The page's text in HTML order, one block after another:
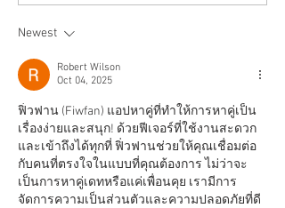
Newest
Robert Wilson
Oct 04, 2025
ฟิ่วฟาน (Fiwfan) แอปหาคู่ที่ทำให้การหาคู่เป็น
เรื่องง่ายและสนุก! ด้วยฟีเจอร์ที่ใช้งานสะดวก
และเข้าถึงได้ทุกที่ ฟิ่วฟานช่วยให้คุณเชื่อมต่อ
กับคนที่ตรงใจในแบบที่คุณต้องการ ไม่ว่าจะ
เป็นการหาคู่เดทหรือแค่เพื่อนคุย เรามีการ
จัดการความเป็นส่วนตัวและความปลอดภัยที่ดี